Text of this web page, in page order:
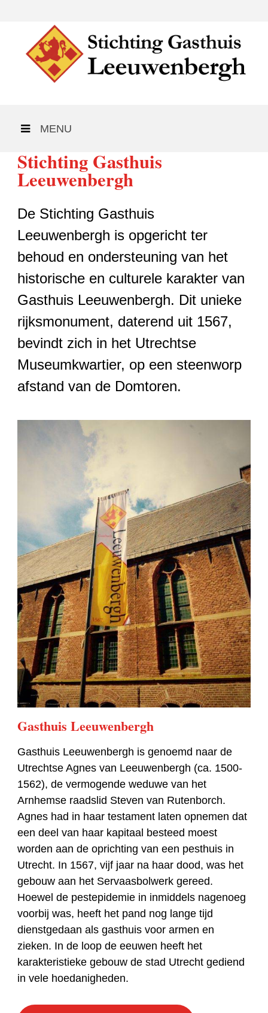
MENU
Stichting Gasthuis
Leeuwenbergh
De Stichting Gasthuis
Leeuwenbergh is opgericht ter
behoud en ondersteuning van het
historische en culturele karakter van
Gasthuis Leeuwenbergh. Dit unieke
rijksmonument, daterend uit 1567,
bevindt zich in het Utrechtse
Museumkwartier, op een steenworp
afstand van de Domtoren.
Gasthuis Leeuwenbergh
Gasthuis Leeuwenbergh is genoemd naar de
Utrechtse Agnes van Leeuwenbergh (ca. 1500-
1562), de vermogende weduwe van het
Arnhemse raadslid Steven van Rutenborch.
Agnes had in haar testament laten opnemen dat
een deel van haar kapitaal besteed moest
worden aan de oprichting van een pesthuis in
Utrecht. In 1567, vijf jaar na haar dood, was het
gebouw aan het Servaasbolwerk gereed.
Hoewel de pestepidemie in inmiddels nagenoeg
voorbij was, heeft het pand nog lange tijd
dienstgedaan als gasthuis voor armen en
zieken. In de loop de eeuwen heeft het
karakteristieke gebouw de stad Utrecht gediend
in vele hoedanigheden.